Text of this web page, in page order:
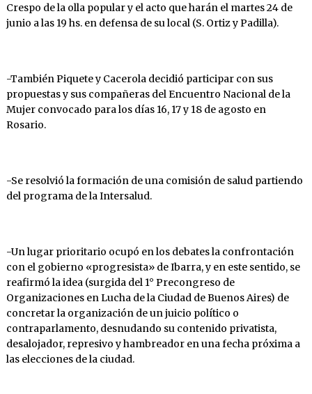
Crespo de la olla popular y el acto que harán el martes 24 de
junio a las 19 hs. en defensa de su local (S. Ortiz y Padilla).
-También Piquete y Cacerola decidió participar con sus
propuestas y sus compañeras del Encuentro Nacional de la
Mujer convocado para los días 16, 17 y 18 de agosto en
Rosario.
-Se resolvió la formación de una comisión de salud partiendo
del programa de la Intersalud.
-Un lugar prioritario ocupó en los debates la confrontación
con el gobierno «progresista» de Ibarra, y en este sentido, se
reafirmó la idea (surgida del 1° Precongreso de
Organizaciones en Lucha de la Ciudad de Buenos Aires) de
concretar la organización de un juicio político o
contraparlamento, desnudando su contenido privatista,
desalojador, represivo y hambreador en una fecha próxima a
las elecciones de la ciudad.